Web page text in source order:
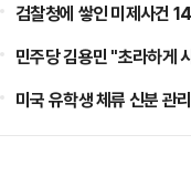
검찰청에 쌓인 미제사건
민주당 김용민 "초라하게
미국 유학생 체류 신분 관